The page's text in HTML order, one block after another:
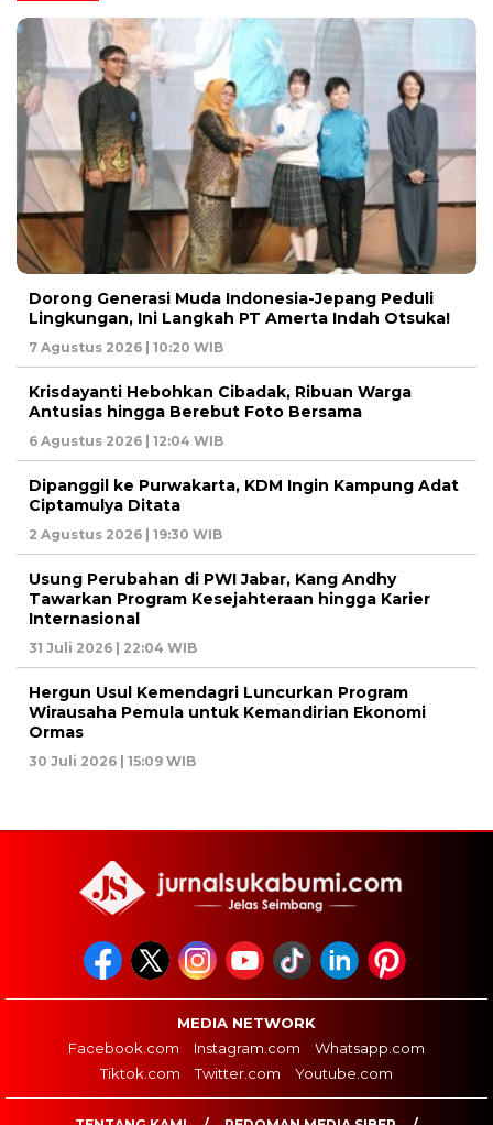
Dorong Generasi Muda Indonesia-Jepang Peduli
Lingkungan, Ini Langkah PT Amerta Indah Otsuka!
7 Agustus 2026 | 10:20 WIB
Krisdayanti Hebohkan Cibadak, Ribuan Warga
Antusias hingga Berebut Foto Bersama
6 Agustus 2026 | 12:04 WIB
Dipanggil ke Purwakarta, KDM Ingin Kampung Adat
Ciptamulya Ditata
2 Agustus 2026 | 19:30 WIB
Usung Perubahan di PWI Jabar, Kang Andhy
Tawarkan Program Kesejahteraan hingga Karier
Internasional
31 Juli 2026 | 22:04 WIB
Hergun Usul Kemendagri Luncurkan Program
Wirausaha Pemula untuk Kemandirian Ekonomi
Ormas
30 Juli 2026 | 15:09 WIB
MEDIA NETWORK
Facebook.com
Instagram.com
Whatsapp.com
Tiktok.com
Twitter.com Youtube.com